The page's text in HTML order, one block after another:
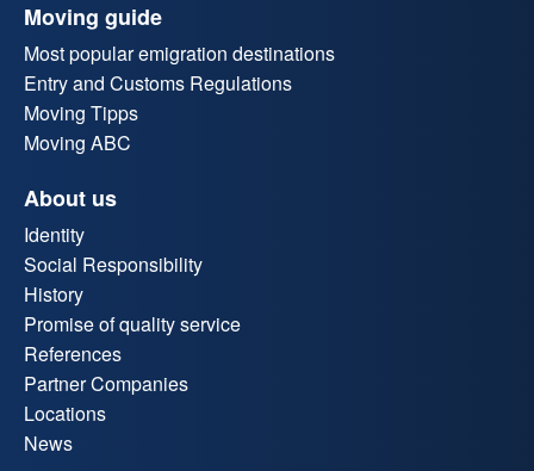
Moving guide
Most popular emigration destinations
Entry and Customs Regulations
Moving Tipps
Moving ABC
About us
Identity
Social Responsibility
History
Promise of quality service
References
Partner Companies
Locations
News